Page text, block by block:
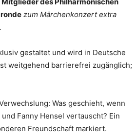
zum Märchenkonzert extra
gestaltet und wird in Deutsche
weitgehend barrierefrei zugänglich;
Was geschieht, wenn
Fanny Hensel vertauscht? Ein
Freundschaft markiert.